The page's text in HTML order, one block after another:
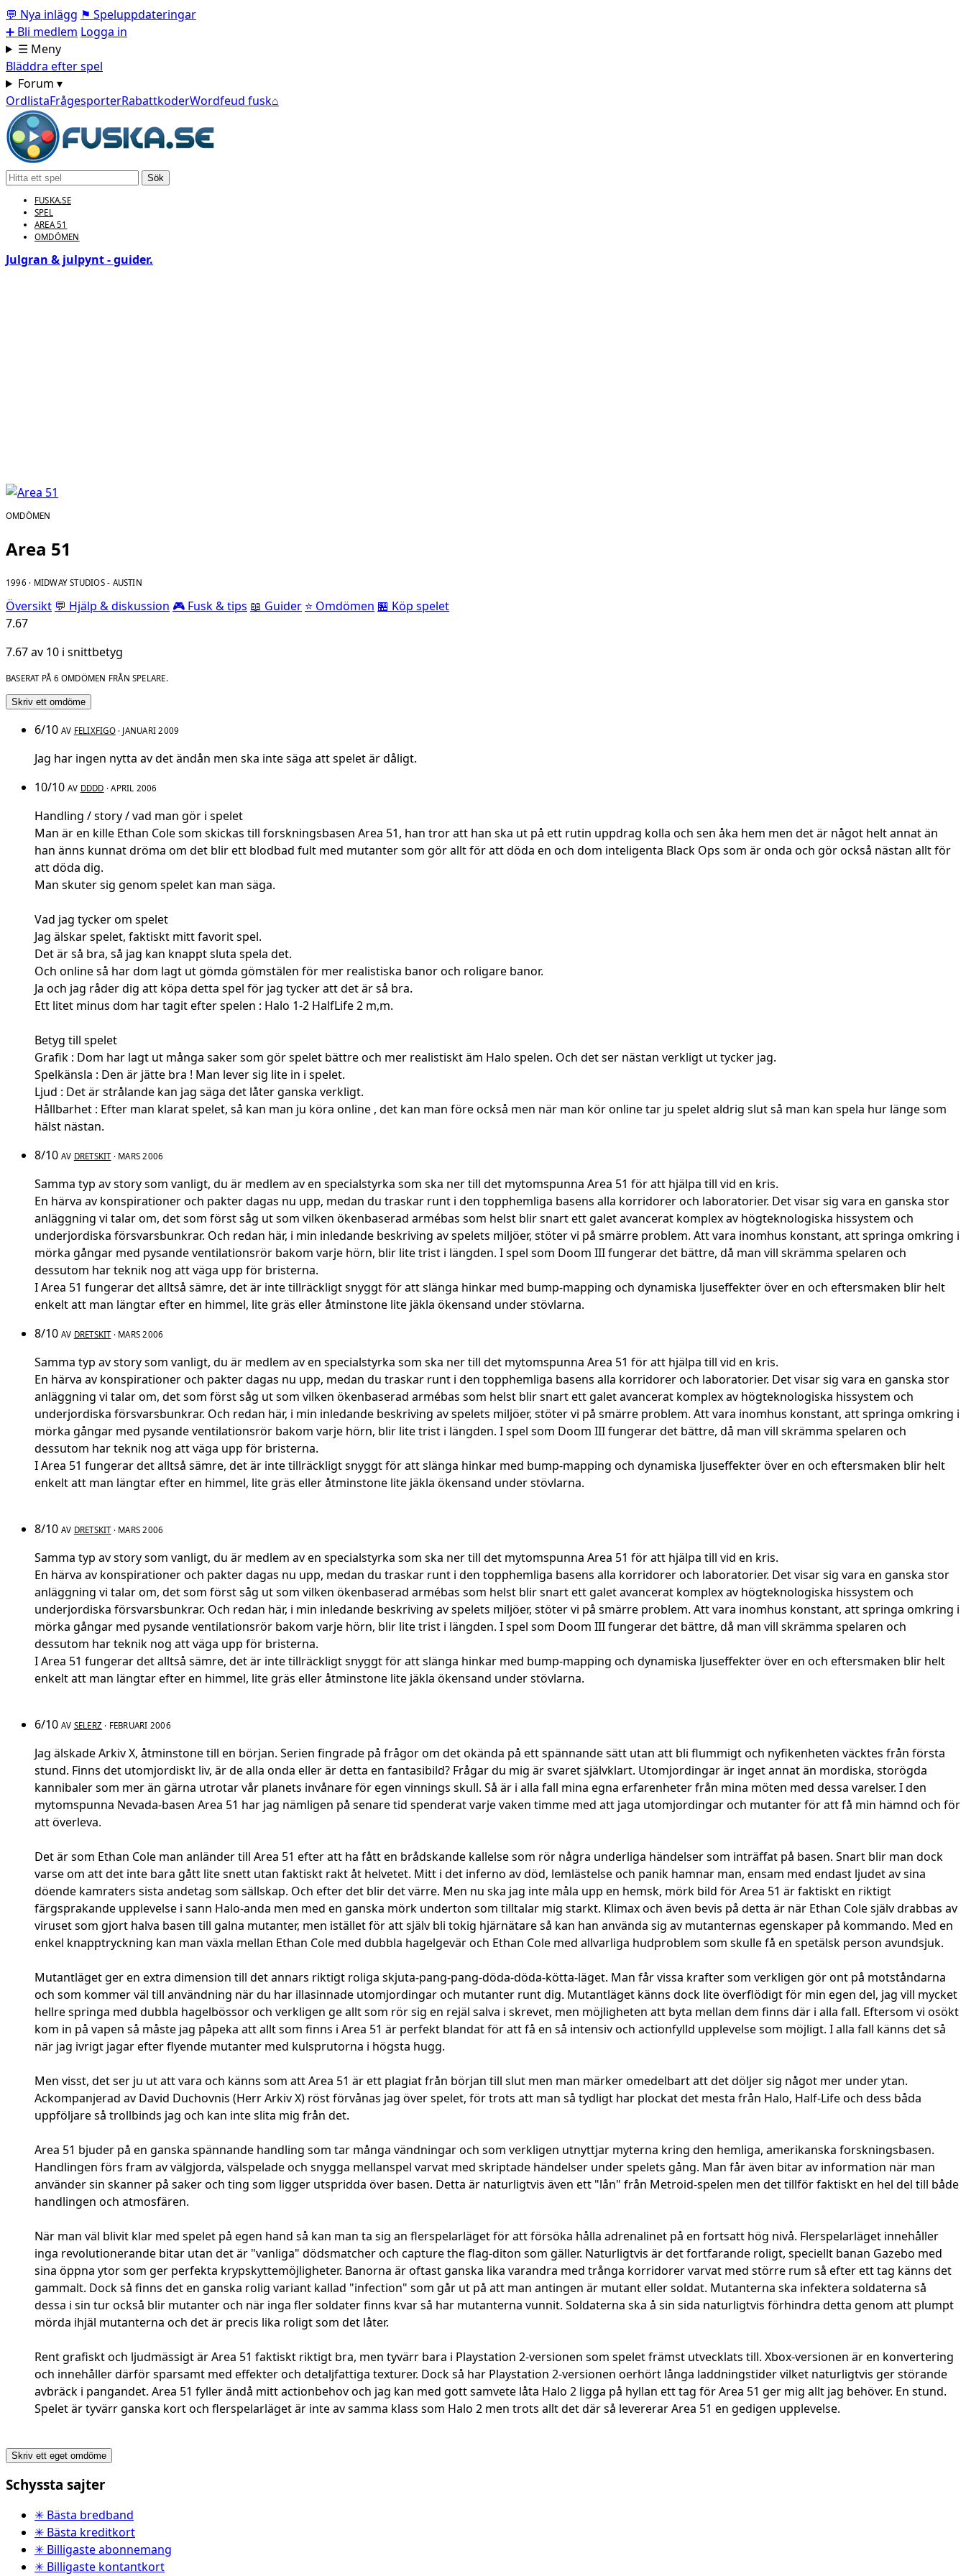
💬 Nya inlägg ⚑ Speluppdateringar
➕ Bli medlem Logga in
☰ Meny
Bläddra efter spel
Forum ▾
OrdlistaFrågesporterRabattkoderWordfeud fusk⌂
Sök
FUSKA.SE
SPEL
AREA 51
OMDÖMEN
Julgran & julpynt - guider.
OMDÖMEN
Area 51
1996 · MIDWAY STUDIOS - AUSTIN
Översikt 💬 Hjälp & diskussion 🎮 Fusk & tips 📖 Guider ⭐ Omdömen 🏪 Köp spelet
7.67
7.67 av 10 i snittbetyg
BASERAT PÅ 6 OMDÖMEN FRÅN SPELARE.
Skriv ett omdöme
6/10 AV FELIXFIGO· JANUARI 2009
Jag har ingen nytta av det ändån men ska inte säga att spelet är dåligt.
10/10 AV DDDD · APRIL 2006
Handling / story / vad man gör i spelet
Man är en kille Ethan Cole som skickas till forskningsbasen Area 51, han tror att han ska ut på ett rutin uppdrag kolla och sen åka hem men det är något helt annat än
han änns kunnat dröma om det blir ett blodbad fult med mutanter som gör allt för att döda en och dom inteligenta Black Ops som är onda och gör också nästan allt för
att döda dig.
Man skuter sig genom spelet kan man säga.
Vad jag tycker om spelet
Jag älskar spelet, faktiskt mitt favorit spel.
Det är så bra, så jag kan knappt sluta spela det.
Och online så har dom lagt ut gömda gömstälen för mer realistiska banor och roligare banor.
Ja och jag råder dig att köpa detta spel för jag tycker att det är så bra.
Ett litet minus dom har tagit efter spelen : Halo 1-2 HalfLife 2 m,m.
Betyg till spelet
Grafik : Dom har lagt ut många saker som gör spelet bättre och mer realistiskt äm Halo spelen. Och det ser nästan verkligt ut tycker jag.
Spelkänsla : Den är jätte bra ! Man lever sig lite in i spelet.
Ljud : Det är strålande kan jag säga det låter ganska verkligt.
Hållbarhet : Efter man klarat spelet, så kan man ju köra online , det kan man före också men när man kör online tar ju spelet aldrig slut så man kan spela hur länge som
hälst nästan.
8/10 AV DRETSKIT· MARS 2006
Samma typ av story som vanligt, du är medlem av en specialstyrka som ska ner till det mytomspunna Area 51 för att hjälpa till vid en kris.
En härva av konspirationer och pakter dagas nu upp, medan du traskar runt i den topphemliga basens alla korridorer och laboratorier. Det visar sig vara en ganska stor
anläggning vi talar om, det som först såg ut som vilken ökenbaserad armébas som helst blir snart ett galet avancerat komplex av högteknologiska hissystem och
underjordiska försvarsbunkrar. Och redan här, i min inledande beskriving av spelets miljöer, stöter vi på smärre problem. Att vara inomhus konstant, att springa omkring i
mörka gångar med pysande ventilationsrör bakom varje hörn, blir lite trist i längden. I spel som Doom III fungerar det bättre, då man vill skrämma spelaren och
dessutom har teknik nog att väga upp för bristerna.
I Area 51 fungerar det alltså sämre, det är inte tillräckligt snyggt för att slänga hinkar med bump-mapping och dynamiska ljuseffekter över en och eftersmaken blir helt
enkelt att man längtar efter en himmel, lite gräs eller åtminstone lite jäkla ökensand under stövlarna.
8/10 AV DRETSKIT· MARS 2006
Samma typ av story som vanligt, du är medlem av en specialstyrka som ska ner till det mytomspunna Area 51 för att hjälpa till vid en kris.
En härva av konspirationer och pakter dagas nu upp, medan du traskar runt i den topphemliga basens alla korridorer och laboratorier. Det visar sig vara en ganska stor
anläggning vi talar om, det som först såg ut som vilken ökenbaserad armébas som helst blir snart ett galet avancerat komplex av högteknologiska hissystem och
underjordiska försvarsbunkrar. Och redan här, i min inledande beskriving av spelets miljöer, stöter vi på smärre problem. Att vara inomhus konstant, att springa omkring i
mörka gångar med pysande ventilationsrör bakom varje hörn, blir lite trist i längden. I spel som Doom III fungerar det bättre, då man vill skrämma spelaren och
dessutom har teknik nog att väga upp för bristerna.
I Area 51 fungerar det alltså sämre, det är inte tillräckligt snyggt för att slänga hinkar med bump-mapping och dynamiska ljuseffekter över en och eftersmaken blir helt
enkelt att man längtar efter en himmel, lite gräs eller åtminstone lite jäkla ökensand under stövlarna.
8/10 AV DRETSKIT· MARS 2006
Samma typ av story som vanligt, du är medlem av en specialstyrka som ska ner till det mytomspunna Area 51 för att hjälpa till vid en kris.
En härva av konspirationer och pakter dagas nu upp, medan du traskar runt i den topphemliga basens alla korridorer och laboratorier. Det visar sig vara en ganska stor
anläggning vi talar om, det som först såg ut som vilken ökenbaserad armébas som helst blir snart ett galet avancerat komplex av högteknologiska hissystem och
underjordiska försvarsbunkrar. Och redan här, i min inledande beskriving av spelets miljöer, stöter vi på smärre problem. Att vara inomhus konstant, att springa omkring i
mörka gångar med pysande ventilationsrör bakom varje hörn, blir lite trist i längden. I spel som Doom III fungerar det bättre, då man vill skrämma spelaren och
dessutom har teknik nog att väga upp för bristerna.
I Area 51 fungerar det alltså sämre, det är inte tillräckligt snyggt för att slänga hinkar med bump-mapping och dynamiska ljuseffekter över en och eftersmaken blir helt
enkelt att man längtar efter en himmel, lite gräs eller åtminstone lite jäkla ökensand under stövlarna.
6/10 AV SELERZ · FEBRUARI 2006
Jag älskade Arkiv X, åtminstone till en början. Serien fingrade på frågor om det okända på ett spännande sätt utan att bli flummigt och nyfikenheten väcktes från första
stund. Finns det utomjordiskt liv, är de alla onda eller är detta en fantasibild? Frågar du mig är svaret självklart. Utomjordingar är inget annat än mordiska, storögda
kannibaler som mer än gärna utrotar vår planets invånare för egen vinnings skull. Så är i alla fall mina egna erfarenheter från mina möten med dessa varelser. I den
mytomspunna Nevada-basen Area 51 har jag nämligen på senare tid spenderat varje vaken timme med att jaga utomjordingar och mutanter för att få min hämnd och för
att överleva.
Det är som Ethan Cole man anländer till Area 51 efter att ha fått en brådskande kallelse som rör några underliga händelser som inträffat på basen. Snart blir man dock
varse om att det inte bara gått lite snett utan faktiskt rakt åt helvetet. Mitt i det inferno av död, lemlästelse och panik hamnar man, ensam med endast ljudet av sina
döende kamraters sista andetag som sällskap. Och efter det blir det värre. Men nu ska jag inte måla upp en hemsk, mörk bild för Area 51 är faktiskt en riktigt
färgsprakande upplevelse i sann Halo-anda men med en ganska mörk underton som tilltalar mig starkt. Klimax och även bevis på detta är när Ethan Cole själv drabbas av
viruset som gjort halva basen till galna mutanter, men istället för att själv bli tokig hjärnätare så kan han använda sig av mutanternas egenskaper på kommando. Med en
enkel knapptryckning kan man växla mellan Ethan Cole med dubbla hagelgevär och Ethan Cole med allvarliga hudproblem som skulle få en spetälsk person avundsjuk.
Mutantläget ger en extra dimension till det annars riktigt roliga skjuta-pang-pang-döda-döda-kötta-läget. Man får vissa krafter som verkligen gör ont på motståndarna
och som kommer väl till användning när du har illasinnade utomjordingar och mutanter runt dig. Mutantläget känns dock lite överflödigt för min egen del, jag vill mycket
hellre springa med dubbla hagelbössor och verkligen ge allt som rör sig en rejäl salva i skrevet, men möjligheten att byta mellan dem finns där i alla fall. Eftersom vi osökt
kom in på vapen så måste jag påpeka att allt som finns i Area 51 är perfekt blandat för att få en så intensiv och actionfylld upplevelse som möjligt. I alla fall känns det så
när jag ivrigt jagar efter flyende mutanter med kulsprutorna i högsta hugg.
Men visst, det ser ju ut att vara och känns som att Area 51 är ett plagiat från början till slut men man märker omedelbart att det döljer sig något mer under ytan.
Ackompanjerad av David Duchovnis (Herr Arkiv X) röst förvånas jag över spelet, för trots att man så tydligt har plockat det mesta från Halo, Half-Life och dess båda
uppföljare så trollbinds jag och kan inte slita mig från det.
Area 51 bjuder på en ganska spännande handling som tar många vändningar och som verkligen utnyttjar myterna kring den hemliga, amerikanska forskningsbasen.
Handlingen förs fram av välgjorda, välspelade och snygga mellanspel varvat med skriptade händelser under spelets gång. Man får även bitar av information när man
använder sin skanner på saker och ting som ligger utspridda över basen. Detta är naturligtvis även ett "lån" från Metroid-spelen men det tillför faktiskt en hel del till både
handlingen och atmosfären.
När man väl blivit klar med spelet på egen hand så kan man ta sig an flerspelarläget för att försöka hålla adrenalinet på en fortsatt hög nivå. Flerspelarläget innehåller
inga revolutionerande bitar utan det är "vanliga" dödsmatcher och capture the flag-diton som gäller. Naturligtvis är det fortfarande roligt, speciellt banan Gazebo med
sina öppna ytor som ger perfekta krypskyttemöjligheter. Banorna är oftast ganska lika varandra med trånga korridorer varvat med större rum så efter ett tag känns det
gammalt. Dock så finns det en ganska rolig variant kallad "infection" som går ut på att man antingen är mutant eller soldat. Mutanterna ska infektera soldaterna så
dessa i sin tur också blir mutanter och när inga fler soldater finns kvar så har mutanterna vunnit. Soldaterna ska å sin sida naturligtvis förhindra detta genom att plumpt
mörda ihjäl mutanterna och det är precis lika roligt som det låter.
Rent grafiskt och ljudmässigt är Area 51 faktiskt riktigt bra, men tyvärr bara i Playstation 2-versionen som spelet främst utvecklats till. Xbox-versionen är en konvertering
och innehåller därför sparsamt med effekter och detaljfattiga texturer. Dock så har Playstation 2-versionen oerhört långa laddningstider vilket naturligtvis ger störande
avbräck i pangandet. Area 51 fyller ändå mitt actionbehov och jag kan med gott samvete låta Halo 2 ligga på hyllan ett tag för Area 51 ger mig allt jag behöver. En stund.
Spelet är tyvärr ganska kort och flerspelarläget är inte av samma klass som Halo 2 men trots allt det där så levererar Area 51 en gedigen upplevelse.
Skriv ett eget omdöme
Schyssta sajter
✳ Bästa bredband
✳ Bästa kreditkort
✳ Billigaste abonnemang
✳ Billigaste kontantkort